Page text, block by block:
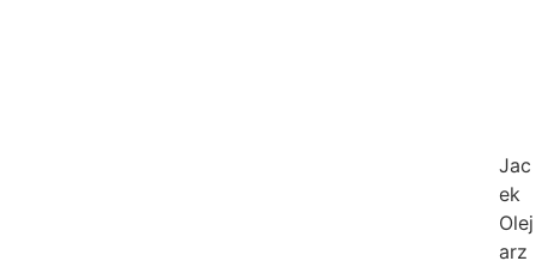
Jac
ek
Olej
arz